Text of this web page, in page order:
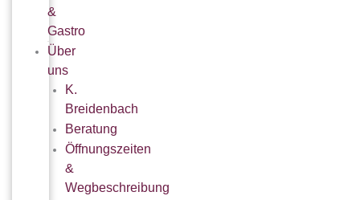
&
Gastro
Über
uns
K.
Breidenbach
Beratung
Öffnungszeiten
&
Wegbeschreibung